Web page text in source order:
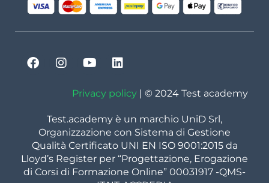
Privacy policy | © 2024 Test academy
Test.academy è un marchio UniD Srl,
Organizzazione con Sistema di Gestione
Qualità Certificato UNI EN ISO 9001:2015 da
Lloyd’s Register per “Progettazione, Erogazione
di Corsi di Formazione Online” 00031917 -QMS-